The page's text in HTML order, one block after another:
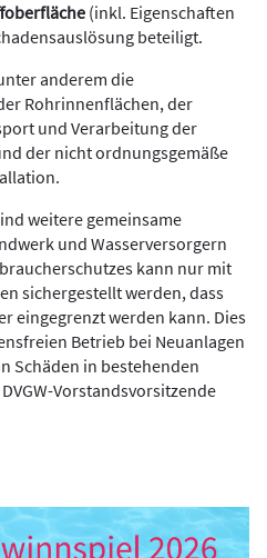
(inkl. Eigenschaften
beteiligt.
anderem die
Rohrinnenflächen, der
und Verarbeitung der
der nicht ordnungsgemäße
weitere gemeinsame
und Wasserversorgern
kann nur mit
sichergestellt werden, dass
eingegrenzt werden kann. Dies
Betrieb bei Neuanlagen
Schäden in bestehenden
Vorstandsvorsitzende